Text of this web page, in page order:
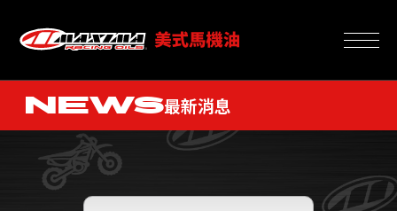
NEWS最新消息